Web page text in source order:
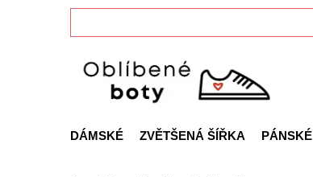
DÁMSKÉ ZVĚTŠENÁ ŠÍŘKA PÁNSKÉ